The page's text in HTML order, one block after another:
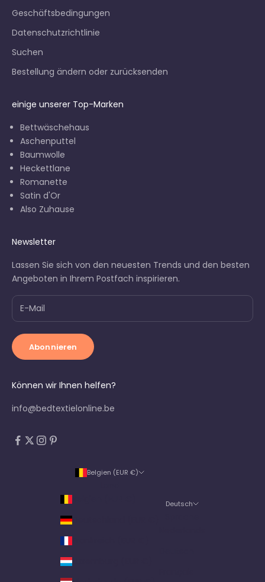
Geschäftsbedingungen
Datenschutzrichtlinie
Suchen
Bestellung ändern oder zurücksenden
einige unserer Top-Marken
Bettwäschehaus
Aschenputtel
Baumwolle
Heckettlane
Romanette
Satin d'Or
Also Zuhause
Newsletter
Lassen Sie sich von den neuesten Trends und den besten
Angeboten in Ihrem Postfach inspirieren.
Abonnieren
Können wir Ihnen helfen?
info@bedtextielonline.be
Belgien (EUR €)
Deutsch